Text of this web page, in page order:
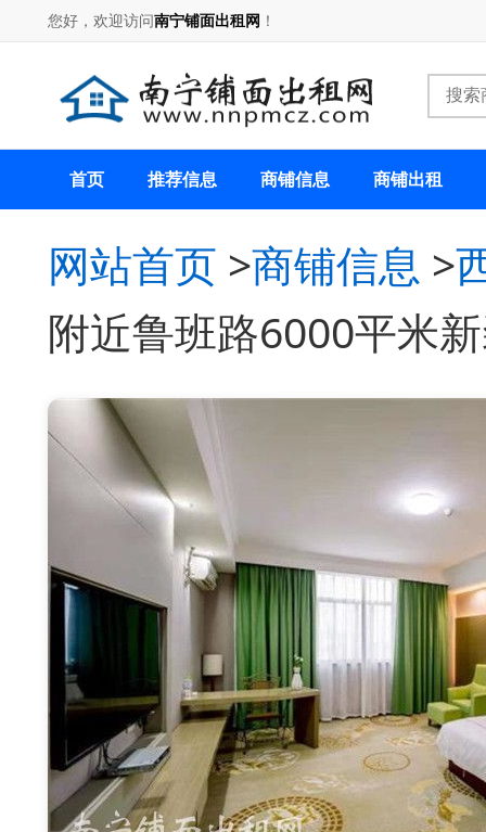
您好，欢迎访问南宁铺面出租网 ！
首页 推荐信息 商铺信息 商铺出租
网站首页 >商铺信息 >
附近鲁班路6000平米